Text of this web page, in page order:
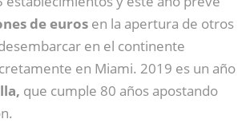
de euros en la apertura de otros
en el continente
en Miami. 2019 es un año
que cumple 80 años apostando